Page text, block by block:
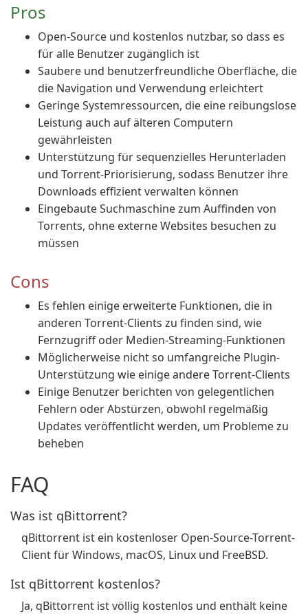
Pros
Open-Source und kostenlos nutzbar, so dass es
für alle Benutzer zugänglich ist
Saubere und benutzerfreundliche Oberfläche, die
die Navigation und Verwendung erleichtert
Geringe Systemressourcen, die eine reibungslose
Leistung auch auf älteren Computern
gewährleisten
Unterstützung für sequenzielles Herunterladen
und Torrent-Priorisierung, sodass Benutzer ihre
Downloads effizient verwalten können
Eingebaute Suchmaschine zum Auffinden von
Torrents, ohne externe Websites besuchen zu
müssen
Cons
Es fehlen einige erweiterte Funktionen, die in
anderen Torrent-Clients zu finden sind, wie
Fernzugriff oder Medien-Streaming-Funktionen
Möglicherweise nicht so umfangreiche Plugin-
Unterstützung wie einige andere Torrent-Clients
Einige Benutzer berichten von gelegentlichen
Fehlern oder Abstürzen, obwohl regelmäßig
Updates veröffentlicht werden, um Probleme zu
beheben
FAQ
Was ist qBittorrent?
qBittorrent ist ein kostenloser Open-Source-Torrent-
Client für Windows, macOS, Linux und FreeBSD.
Ist qBittorrent kostenlos?
Ja, qBittorrent ist völlig kostenlos und enthält keine